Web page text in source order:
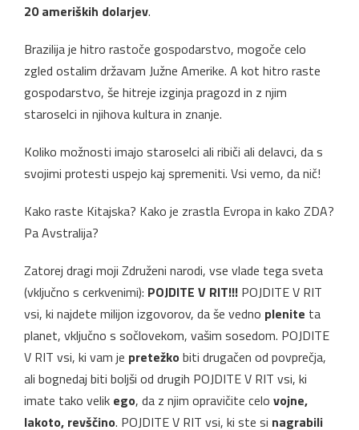
20 ameriških dolarjev.
Brazilija je hitro rastoče gospodarstvo, mogoče celo
zgled ostalim državam Južne Amerike. A kot hitro raste
gospodarstvo, še hitreje izginja pragozd in z njim
staroselci in njihova kultura in znanje.
Koliko možnosti imajo staroselci ali ribiči ali delavci, da s
svojimi protesti uspejo kaj spremeniti. Vsi vemo, da nič!
Kako raste Kitajska? Kako je zrastla Evropa in kako ZDA?
Pa Avstralija?
Zatorej dragi moji Združeni narodi, vse vlade tega sveta
(vključno s cerkvenimi): POJDITE V RIT!!! POJDITE V RIT
vsi, ki najdete milijon izgovorov, da še vedno plenite ta
planet, vključno s sočlovekom, vašim sosedom. POJDITE
V RIT vsi, ki vam je pretežko biti drugačen od povprečja,
ali bognedaj biti boljši od drugih POJDITE V RIT vsi, ki
imate tako velik ego, da z njim opravičite celo vojne,
lakoto, revščino. POJDITE V RIT vsi, ki ste si nagrabili